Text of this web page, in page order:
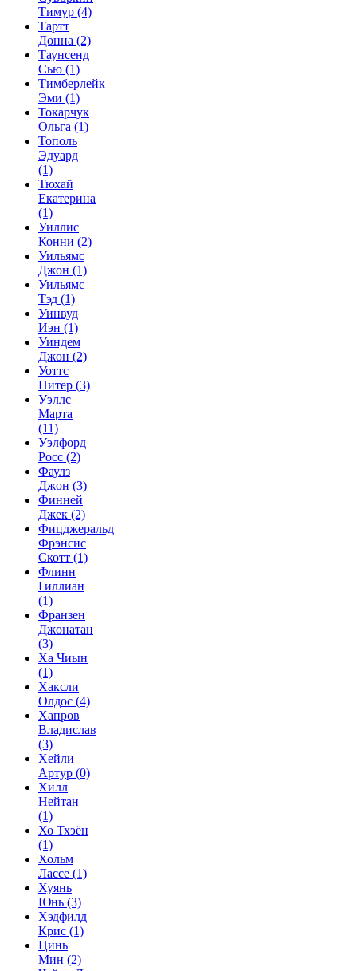
Тимур (4)
Тартт
Донна (2)
Таунсенд
Сью (1)
Тимберлейк
Эми (1)
Токарчук
Ольга (1)
Тополь
Эдуард
(1)
Тюхай
Екатерина
(1)
Уиллис
Конни (2)
Уильямс
Джон (1)
Уильямс
Тэд (1)
Уинвуд
Иэн (1)
Уиндем
Джон (2)
Уоттс
Питер (3)
Уэллс
Марта
(11)
Уэлфорд
Росс (2)
Фаулз
Джон (3)
Финней
Джек (2)
Фицджеральд
Фрэнсис
Скотт (1)
Флинн
Гиллиан
(1)
Франзен
Джонатан
(3)
Ха Чиын
(1)
Хаксли
Олдос (4)
Хапров
Владислав
(3)
Хейли
Артур (0)
Хилл
Нейтан
(1)
Хо Тхэён
(1)
Хольм
Лассе (1)
Хуянь
Юнь (3)
Хэдфилд
Крис (1)
Цинь
Мин (2)